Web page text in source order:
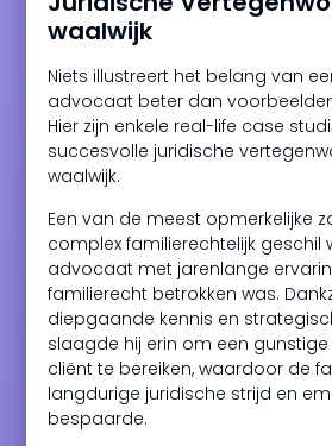
waalwijk
Niets illustreert het belang van
advocaat beter dan
Hier zijn enkele real-life case
succesvolle juridische
waalwijk.
Een van de meest opmerkelijke
complex familierechtelijk geschil
advocaat met jarenlange
familierecht betrokken was.
diepgaande kennis en
slaagde hij erin om een
cliënt te bereiken, waardoor de
langdurige juridische strijd en
bespaarde.